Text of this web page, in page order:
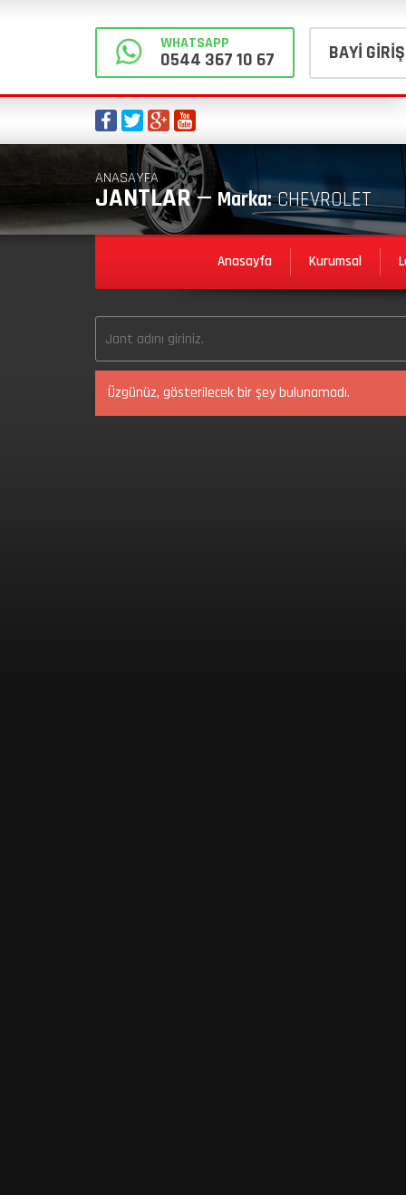
WHATSAPP
0544 367 10 67 BAYİ GİRİŞ
ANASAYFA
JANTLAR — Marka:CHEVROLET
Anasayfa Kurumsal
Üzgünüz, gösterilecek bir şey bulunamadı.